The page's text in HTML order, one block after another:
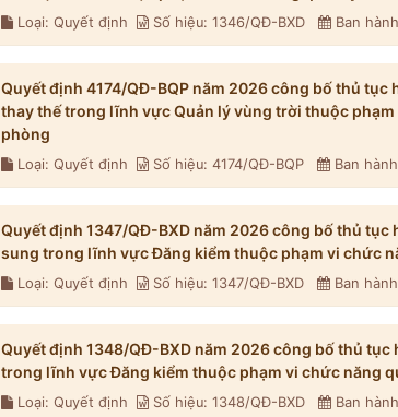
Loại: Quyết định Số hiệu: 1346/QĐ-BXD Ban
Quyết định 4174/QĐ-BQP năm 2026 công bố thủ
thay thế trong lĩnh vực Quản lý vùng trời thuộc
phòng
Loại: Quyết định Số hiệu: 4174/QĐ-BQP Ban
Quyết định 1347/QĐ-BXD năm 2026 công bố thủ
sung trong lĩnh vực Đăng kiểm thuộc phạm vi chức
Loại: Quyết định Số hiệu: 1347/QĐ-BXD Ban
Quyết định 1348/QĐ-BXD năm 2026 công bố thủ
trong lĩnh vực Đăng kiểm thuộc phạm vi chức năng
Loại: Quyết định Số hiệu: 1348/QĐ-BXD Ban